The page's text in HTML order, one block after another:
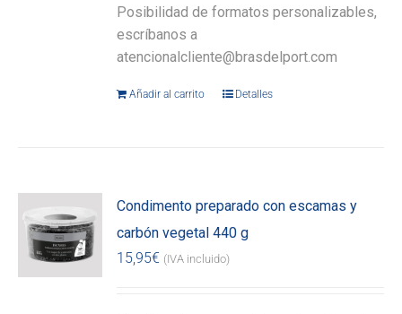
Posibilidad de formatos personalizables,
escríbanos a
atencionalcliente@brasdelport.com
Añadir al carrito Detalles
Condimento preparado con escamas y
carbón vegetal 440 g
15,95€ (IVA incluido)